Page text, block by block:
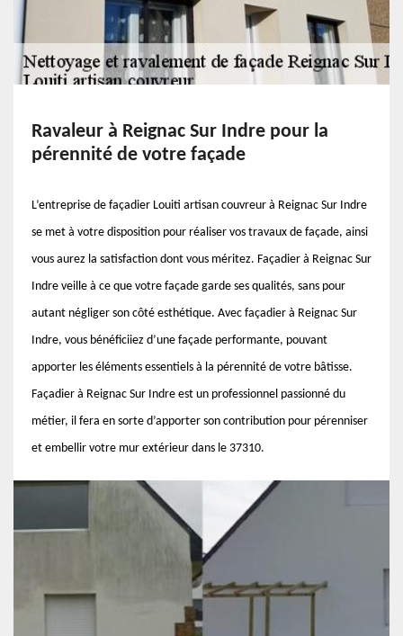
Ravaleur à Reignac Sur Indre pour la
pérennité de votre façade
L’entreprise de façadier Louiti artisan couvreur à Reignac Sur Indre
se met à votre disposition pour réaliser vos travaux de façade, ainsi
vous aurez la satisfaction dont vous méritez. Façadier à Reignac Sur
Indre veille à ce que votre façade garde ses qualités, sans pour
autant négliger son côté esthétique. Avec façadier à Reignac Sur
Indre, vous bénéficiiez d’une façade performante, pouvant
apporter les éléments essentiels à la pérennité de votre bâtisse.
Façadier à Reignac Sur Indre est un professionnel passionné du
métier, il fera en sorte d’apporter son contribution pour pérenniser
et embellir votre mur extérieur dans le 37310.